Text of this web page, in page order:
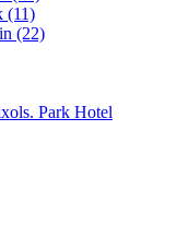
(11)
(22)
Park Hotel